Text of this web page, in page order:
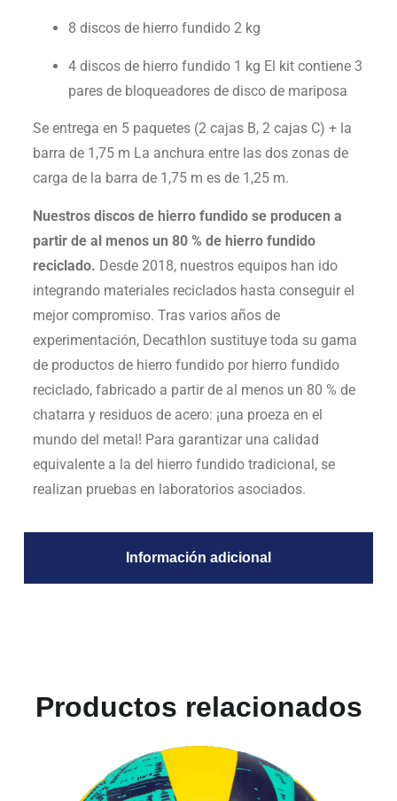
Información adicional
8 discos de hierro fundido 2 kg
4 discosde hierro fundido 1 kg El kit contiene 3
pares de bloqueadores de disco de mariposa
Se entrega en 5 paquetes (2 cajas B, 2 cajas C) + la
barra de 1,75 m La anchura entre las dos zonas de
carga de la barra de 1 ,75 m es de 1,25m.
Nuestros discos de hierro fundido se producen a
partir de al menos un 80 % de hierro fundido
reciclado. Desde 2018, nuestros equipos han ido
integrando materiales reciclados hasta conseguir el
mejor compromiso. Tras varios años de
experimentación, Decathlon sustituye toda su gama
de productos de hierro fundido por hierro fundido
reciclado, fabricado a partir de al menos un 80 % de
chatarra y residuos de acero: ¡una proeza en el
mundo del metal! Para garantizar una calidad
equivalente a la del hierro fundido tradicional, se
realizan pruebas en laboratorios asociados.
Productos relacionados